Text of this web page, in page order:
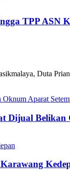
TPP ASN
Duta
Dijual Belikan